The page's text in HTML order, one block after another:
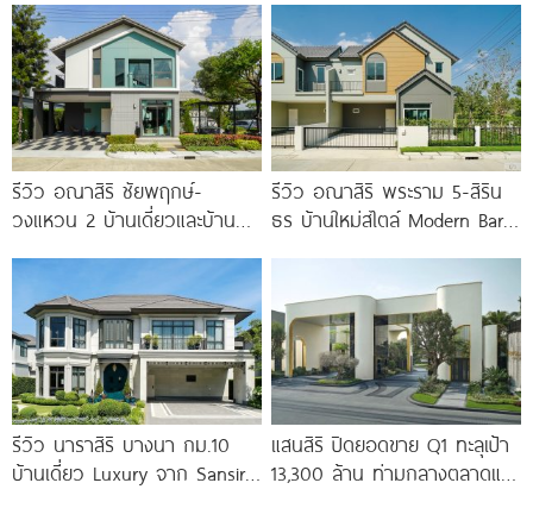
รีวิว อณาสิริ ชัยพฤกษ์-
วงแหวน 2 บ้านเดี่ยวและบ้าน
บางกรวย-ไทรน้อย เริ่ม 4.59
ล้าน*
รีวิว อณาสิริ พระราม 5-สิริน
ธร บ้านใหม่สไตล์ Modern Barn
รีวิว นาราสิริ บางนา กม.10
บ้านเดี่ยว Luxury จาก Sansiri
แสนสิริ ปิดยอดขาย Q1 ทะลุเป้า
13,300 ล้าน ท่ามกลางตลาดแข่ง